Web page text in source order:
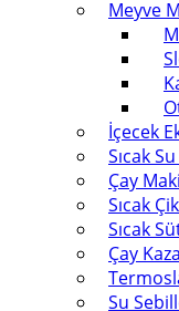
Meyve
İçecek
Sıcak
Çay
Sıcak
Sıcak
Çay
Su